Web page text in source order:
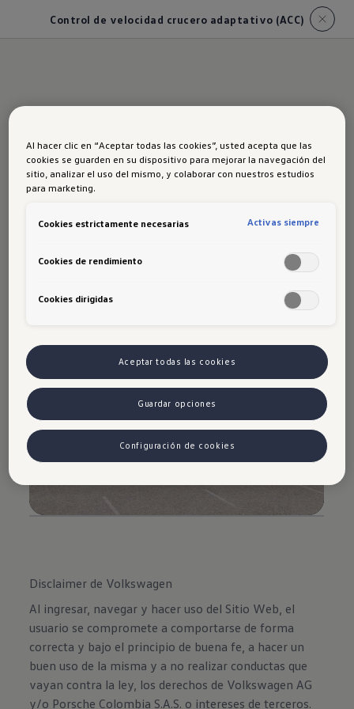
Control de velocidad crucero adaptativo (ACC)
tranquilidad
automáticamente la velocidad para
otros vehículos. ¡Disfruta del
Disclaimer de Volkswagen
Al ingresar, navegar y hacer uso del Sitio Web, el
usuario se compromete a comportarse de forma
correcta y bajo el principio de buena fe, a hacer un
buen uso de la misma y a no realizar conductas que
vayan contra la ley, los derechos de Volkswagen AG
y/o Porsche Colombia S.A.S. o intereses de terceros.
Al hacer clic en “Aceptar todas las cookies”, usted acepta que las
cookies se guarden en su dispositivo para mejorar la navegación del
sitio, analizar el uso del mismo, y colaborar con nuestros estudios
para marketing.
Cookies estrictamente necesarias Activas siempre
Cookies de rendimiento
Cookies dirigidas
Aceptar todas las cookies
Guardar opciones
Configuración de cookies